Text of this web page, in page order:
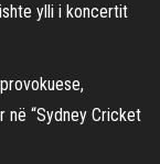
ylli i koncertit
në “Sydney Cricket